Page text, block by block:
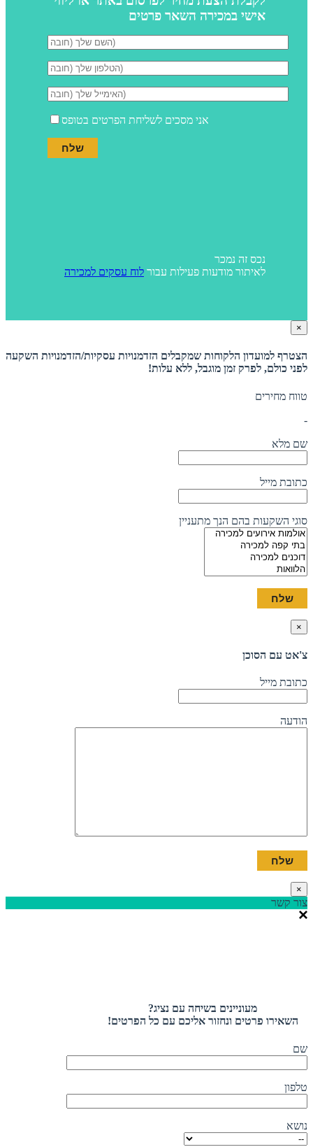
אישי במכירה השאר פרטים
אני מסכים לשליחת הפרטים בטופס
נכס זה נמכר
לאיתור מודעות פעילות עבור לוח עסקים למכירה
×
הצטרף למועדון הלקוחות שמקבלים הזדמנויות עסקיות/הזדמנויות השקעה
לפני כולם, לפרק זמן מוגבל, ללא עלות!
טווח מחירים
-
שם מלא
כתובת מייל
סוגי השקעות בהם הנך מתעניין
×
צ'אט עם הסוכן
כתובת מייל
הודעה
×
צור קשר
מעוניינים בשיחה עם נציג?
השאירו פרטים ונחזור אליכם עם כל הפרטים!
שם
טלפון
נושא